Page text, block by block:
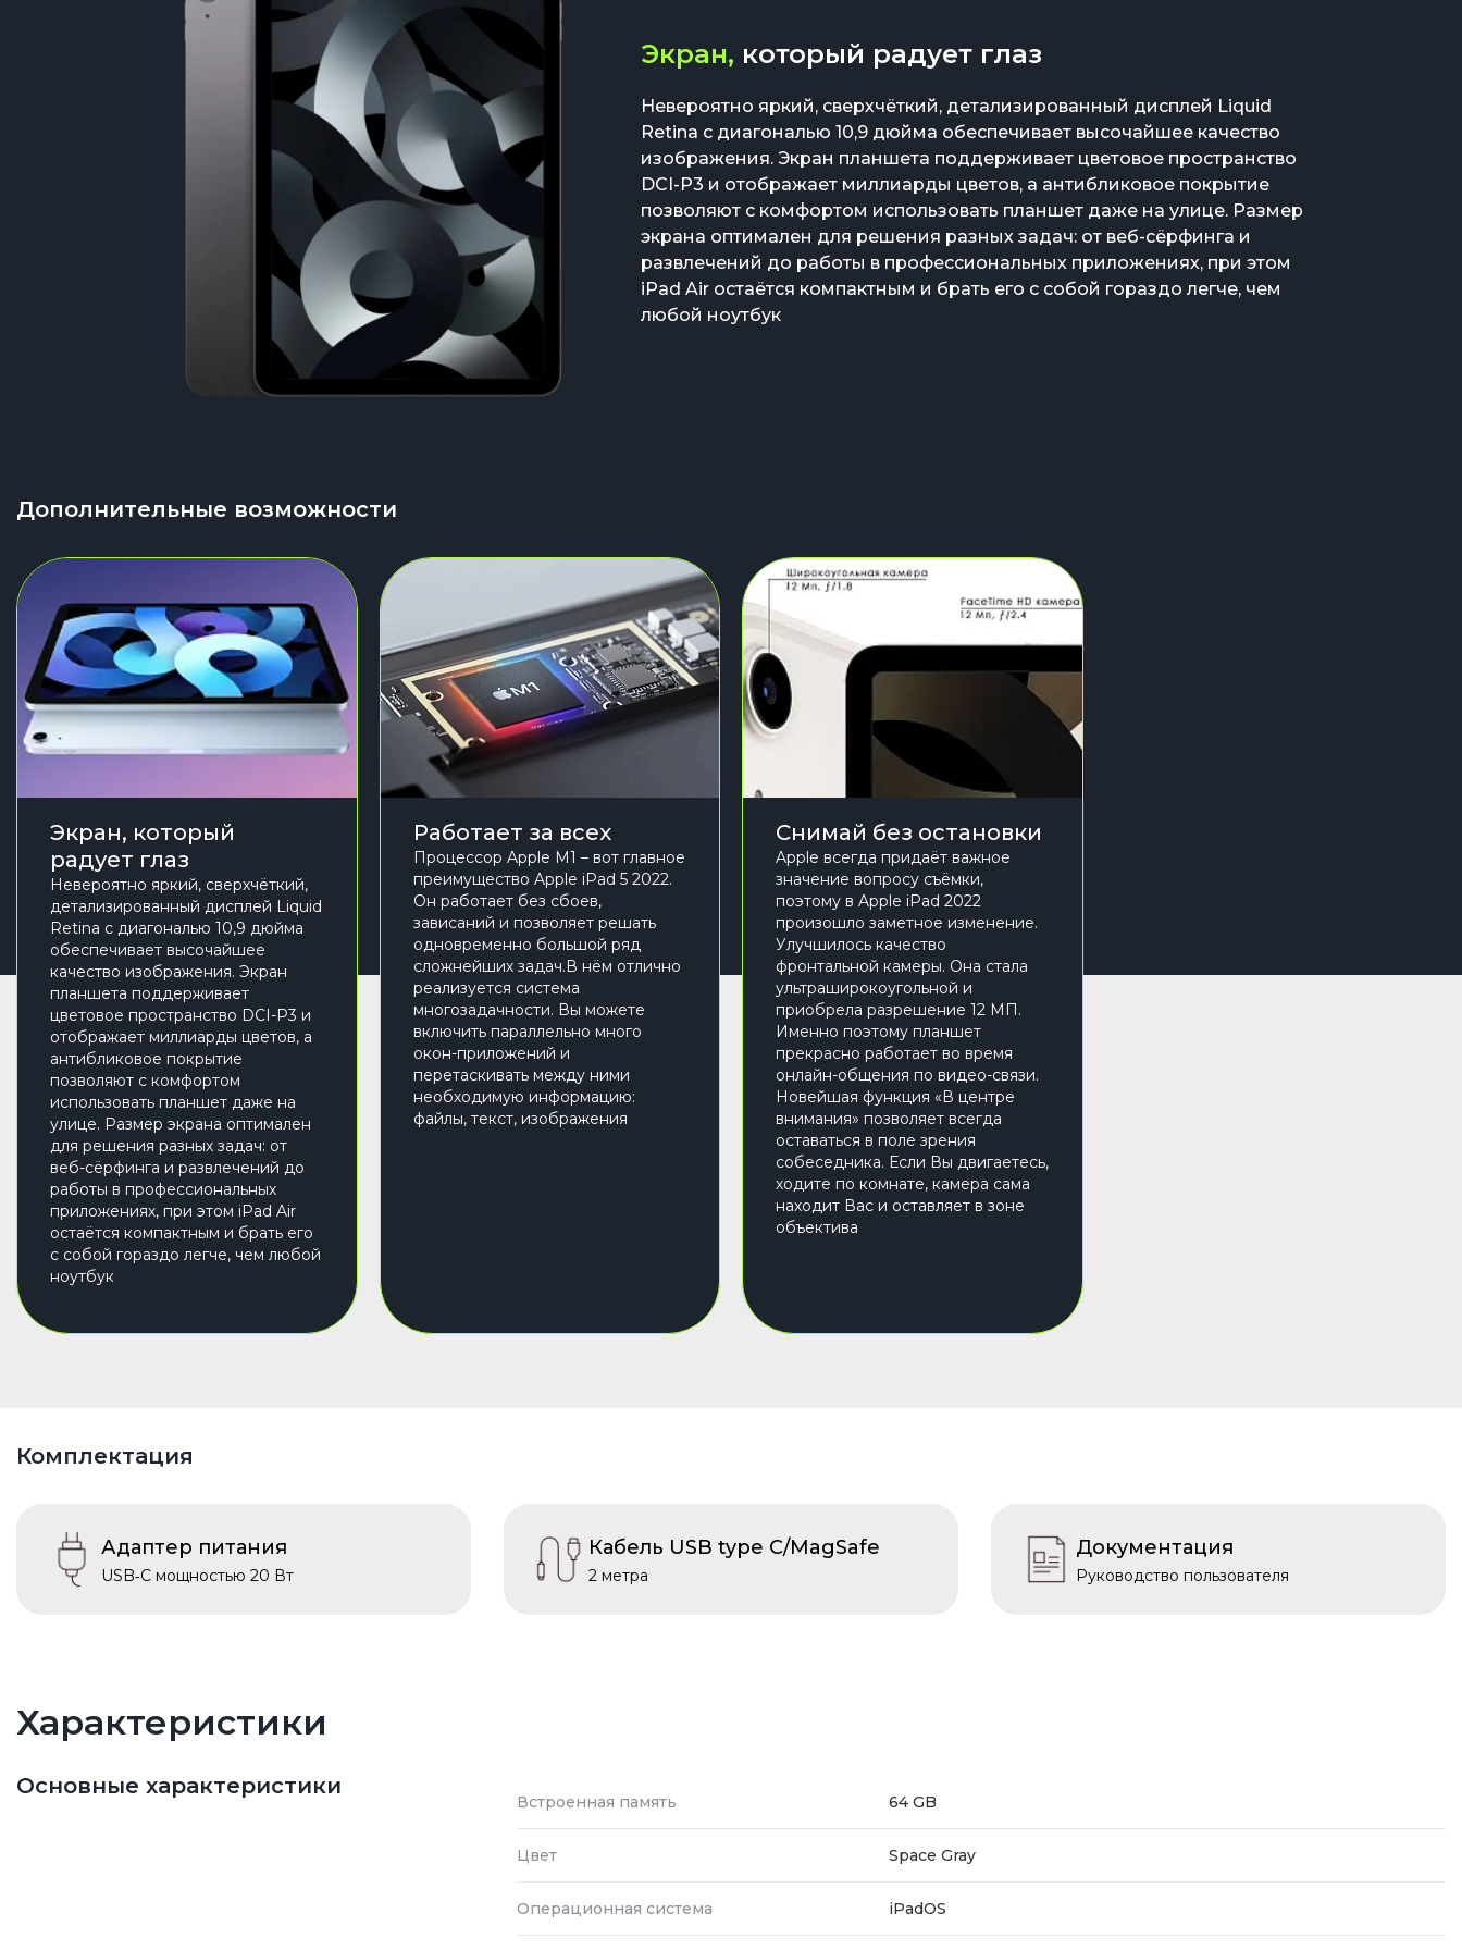
Экран, который радует глаз
Невероятно яркий, сверхчёткий, детализированный дисплей Liquid
Retina с диагональю 10,9 дюйма обеспечивает высочайшее качество
изображения. Экран планшета поддерживает цветовое пространство
DCI-Р3 и отображает миллиарды цветов, а антибликовое покрытие
позволяют с комфортом использовать планшет даже на улице. Размер
экрана оптимален для решения разных задач: от веб-сёрфинга и
развлечений до работы в профессиональных приложениях, при этом
iPad Air остаётся компактным и брать его с собой гораздо легче, чем
любой ноутбук
Дополнительные возможности
Экран, который
радует глаз
Невероятно яркий, сверхчёткий,
детализированный дисплей Liquid
Retina с диагональю 10,9 дюйма
обеспечивает высочайшее
качество изображения. Экран
планшета поддерживает
цветовое пространство DCI-Р3 и
отображает миллиарды цветов, а
антибликовое покрытие
позволяют с комфортом
использовать планшет даже на
улице. Размер экрана оптимален
для решения разных задач: от
веб-сёрфинга и развлечений до
работы в профессиональных
приложениях, при этом iPad Air
остаётся компактным и брать его
с собой гораздо легче, чем любой
ноутбук
Работает за всех
Процессор Apple М1 – вот главное
преимущество Apple iPad 5 2022.
Он работает без сбоев,
зависаний и позволяет решать
одновременно большой ряд
сложнейших задач.В нём отлично
реализуется система
многозадачности. Вы можете
включить параллельно много
окон-приложений и
перетаскивать между ними
необходимую информацию:
файлы, текст, изображения
Снимай без остановки
Apple всегда придаёт важное
значение вопросу съёмки,
поэтому в Apple iPad 2022
произошло заметное изменение.
Улучшилось качество
фронтальной камеры. Она стала
ультраширокоугольной и
приобрела разрешение 12 МП.
Именно поэтому планшет
прекрасно работает во время
онлайн-общения по видео-связи.
Новейшая функция «В центре
внимания» позволяет всегда
оставаться в поле зрения
собеседника. Если Вы двигаетесь,
ходите по комнате, камера сама
находит Вас и оставляет в зоне
объектива
Комплектация
Адаптер питания
USB‑C мощностью 20 Вт
Кабель USB type C/MagSafe
2 метра
Документация
Руководство пользователя
Характеристики
Основные характеристики
Встроенная память 64 GB
Цвет Space Gray
Операционная система iPadOS